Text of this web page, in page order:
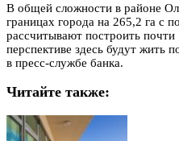
В общей сложности в районе
границах города на 265,2 га с
рассчитывают построить
перспективе здесь будут жить
в пресс-службе банка.
Читайте также: